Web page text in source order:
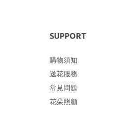
SUPPORT
購物須知
送花服務
常見問題
花朵照顧